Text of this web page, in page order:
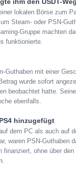
ihm den USDT-Weg
lokalen Börse zum
Steam- oder PSN-
Gruppe machten
funktionierte.
Guthaben mit einer
wurde sofort
beobachtet hatte.
ebenfalls.
hinzugefügt
dem PC als auch auf
waren PSN-Guthaben
finanziert, ohne über